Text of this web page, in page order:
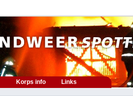
Korps info Links